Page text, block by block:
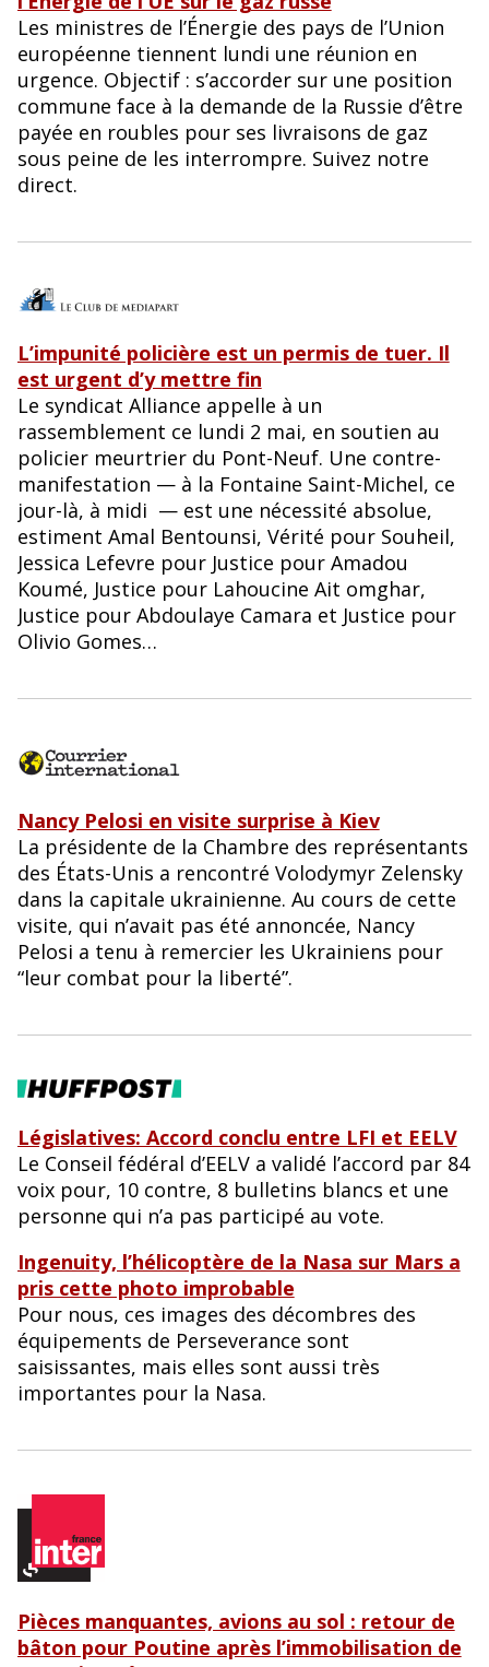
Les ministres de l’Énergie des pays de l’Union
européenne tiennent lundi une réunion en
urgence. Objectif : s’accorder sur une position
commune face à la demande de la Russie d’être
payée en roubles pour ses livraisons de gaz
sous peine de les interrompre. Suivez notre
direct.
L’impunité policière est un permis de tuer. Il
est urgent d’y mettre fin
Le syndicat Alliance appelle à un
rassemblement ce lundi 2 mai, en soutien au
policier meurtrier du Pont-Neuf. Une contre-
manifestation — à la Fontaine Saint-Michel, ce
jour-là, à midi — est une nécessité absolue,
estiment Amal Bentounsi, Vérité pour Souheil,
Jessica Lefevre pour Justice pour Amadou
Koumé, Justice pour Lahoucine Ait omghar,
Justice pour Abdoulaye Camara et Justice pour
Olivio Gomes…
Nancy Pelosi en visite surprise à Kiev
La présidente de la Chambre des représentants
des États-Unis a rencontré Volodymyr Zelensky
dans la capitale ukrainienne. Au cours de cette
visite, qui n’avait pas été annoncée, Nancy
Pelosi a tenu à remercier les Ukrainiens pour
“leur combat pour la liberté”.
Législatives: Accord conclu entre LFI et EELV
Le Conseil fédéral d’EELV a validé l’accord par 84
voix pour, 10 contre, 8 bulletins blancs et une
personne qui n’a pas participé au vote.
Ingenuity, l’hélicoptère de la Nasa sur Mars a
pris cette photo improbable
Pour nous, ces images des décombres des
équipements de Perseverance sont
saisissantes, mais elles sont aussi très
importantes pour la Nasa.
Pièces manquantes, avions au sol : retour de
bâton pour Poutine après l’immobilisation de